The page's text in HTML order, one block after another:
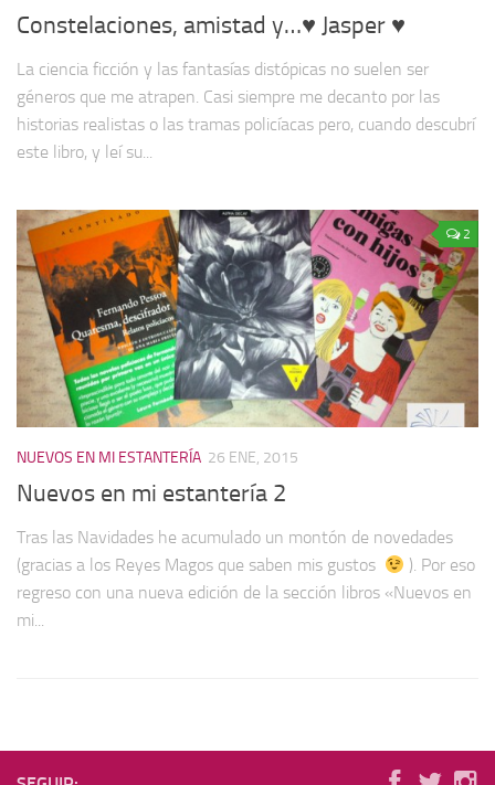
Constelaciones, amistad y…♥ Jasper ♥
La ciencia ficción y las fantasías distópicas no suelen ser
géneros que me atrapen. Casi siempre me decanto por las
historias realistas o las tramas policíacas pero, cuando descubrí
este libro, y leí su...
2
NUEVOS EN MI ESTANTERÍA 26 ENE, 2015
Nuevos en mi estantería 2
Tras las Navidades he acumulado un montón de novedades
(gracias a los Reyes Magos que saben mis gustos
). Por eso
regreso con una nueva edición de la sección libros «Nuevos en
mi...